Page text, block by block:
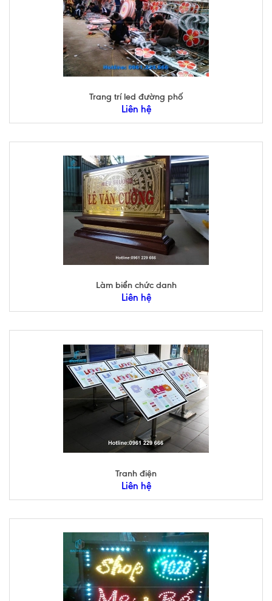
Trang trí led đường phố
Liên hệ
Làm biển chức danh
Liên hệ
Tranh điện
Liên hệ